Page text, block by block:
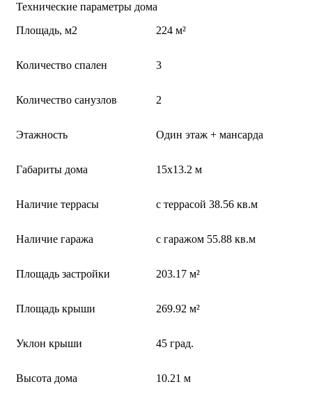
Технические параметры дома
Площадь, м2
224 м²
Количество спален 3
Количество санузлов 2
Этажность Один этаж + мансарда
Габариты дома 15х13.2 м
Наличие террасы с террасой 38.56 кв.м
Наличие гаража с гаражом 55.88 кв.м
Площадь застройки 203.17 м²
Площадь крыши 269.92 м²
Уклон крыши 45 град.
Высота дома 10.21 м